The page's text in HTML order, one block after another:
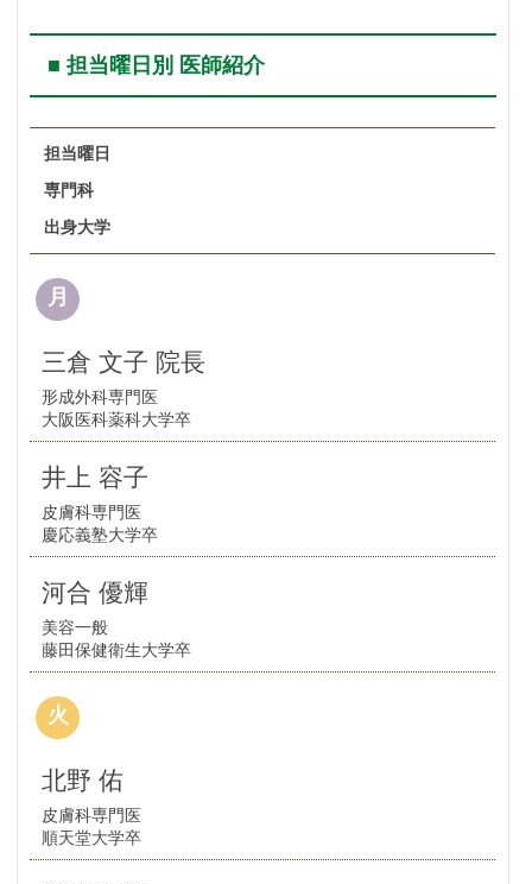
■ 担当曜日別 医師紹介
担当曜日
専門科
出身大学
月
三倉 文子 院長
形成外科専門医
大阪医科薬科大学卒
井上 容子
皮膚科専門医
慶応義塾大学卒
河合 優輝
美容一般
藤田保健衛生大学卒
火
北野 佑
皮膚科専門医
順天堂大学卒